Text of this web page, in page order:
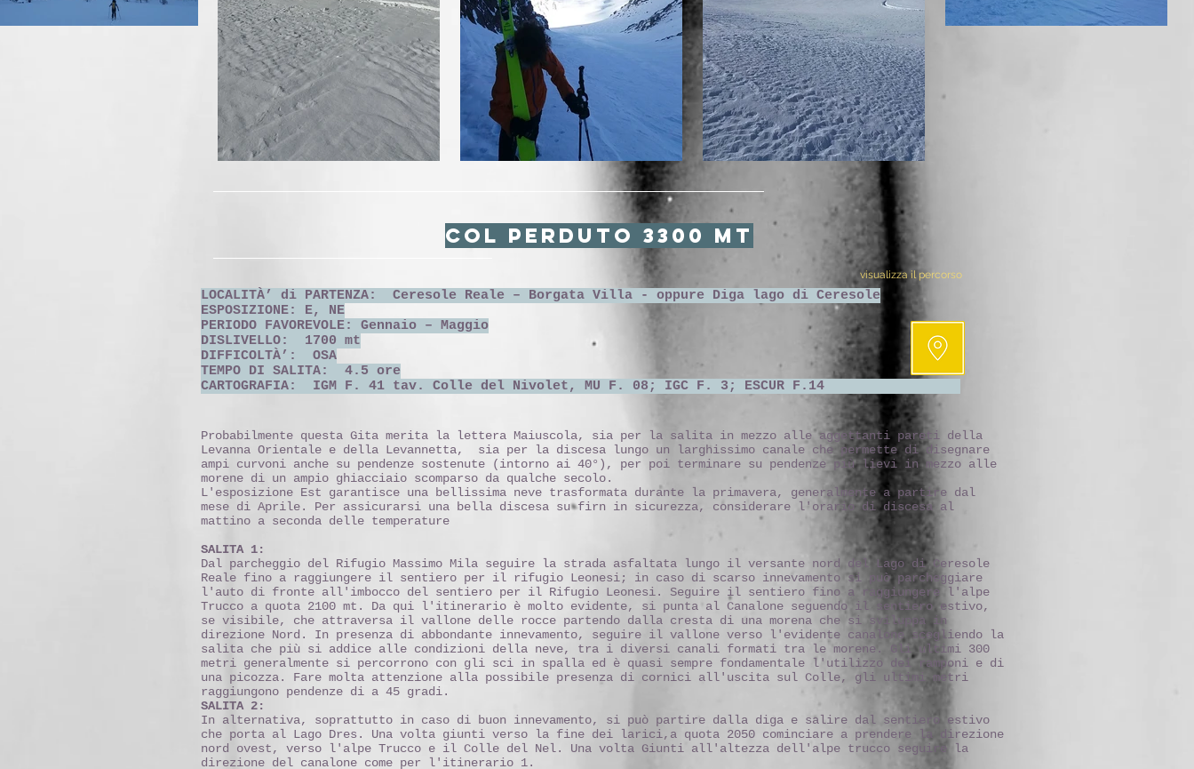
COL PERDUTO 3300 MT
LOCALITÀ’ di PARTENZA: Ceresole Reale – Borgata Villa - oppure Diga lago di Ceresole
ESPOSIZIONE: E, NE
PERIODO FAVOREVOLE: Gennaio – Maggio
DISLIVELLO: 1700 mt
DIFFICOLTÀ’: OSA
TEMPO DI SALITA: 4.5 ore
CARTOGRAFIA: IGM F. 41 tav. Colle del Nivolet, MU F. 08; IGC F. 3; ESCUR F.14
visualizza il percorso
Probabilmente questa Gita merita la lettera Maiuscola, sia per la salita in mezzo alle aggettanti pareti della
Levanna Orientale e della Levannetta, sia per la discesa lungo un larghissimo canale che permette di disegnare
ampi curvoni anche su pendenze sostenute (intorno ai 40°), per poi terminare su pendenze più lievi in mezzo alle
morene di un ampio ghiacciaio scomparso da qualche secolo.
L'esposizione Est garantisce una bellissima neve trasformata durante la primavera, generalmente a partire dal
mese di Aprile. Per assicurarsi una bella discesa su firn in sicurezza, considerare l'orario di discesa al
mattino a seconda delle temperature
SALITA 1:
Dal parcheggio del Rifugio Massimo Mila seguire la strada asfaltata lungo il versante nord del Lago di Ceresole
Reale fino a raggiungere il sentiero per il rifugio Leonesi; in caso di scarso innevamento si può parcheggiare
l'auto di fronte all'imbocco del sentiero per il Rifugio Leonesi. Seguire il sentiero fino a raggiungere l'alpe
Trucco a quota 2100 mt. Da qui l'itinerario è molto evidente, si punta al Canalone seguendo il sentiero estivo,
se visibile, che attraversa il vallone delle rocce partendo dalla cresta di una morena che si sviluppa in
direzione Nord. In presenza di abbondante innevamento, seguire il vallone verso l'evidente canalone scegliendo la
salita che più si addice alle condizioni della neve, tra i diversi canali formati tra le morene. Gli ultimi 300
metri generalmente si percorrono con gli sci in spalla ed è quasi sempre fondamentale l'utilizzo dei ramponi e di
una picozza. Fare molta attenzione alla possibile presenza di cornici all'uscita sul Colle, gli ultimi metri
raggiungono pendenze di a 45 gradi.
SALITA 2:
In alternativa, soprattutto in caso di buon innevamento, si può partire dalla diga e salire dal sentiero estivo
che porta al Lago Dres. Una volta giunti verso la fine dei larici,a quota 2050 cominciare a prendere la direzione
nord ovest, verso l'alpe Trucco e il Colle del Nel. Una volta Giunti all'altezza dell'alpe trucco seguire la
direzione del canalone come per l'itinerario 1.